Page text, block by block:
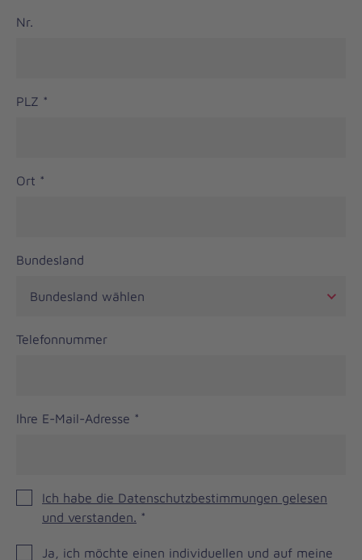
Nr.
PLZ *
Ort *
Bundesland
Telefonnummer
Ihre E-Mail-Adresse *
Ich habe die Datenschutzbestimmungen gelesen
und verstanden. *
Ja, ich möchte einen individuellen und auf meine